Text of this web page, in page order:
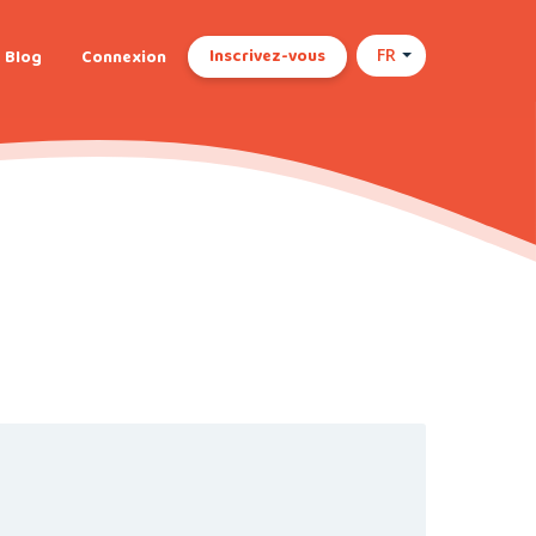
Blog Connexion Inscrivez-vous FR